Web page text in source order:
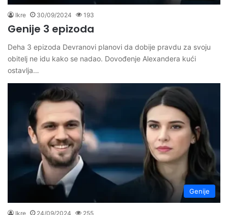
Ikre 30/09/2024 193
Genije 3 epizoda
Deha 3 epizoda Devranovi planovi da dobije pravdu za svoju
obitelj ne idu kako se nadao. Dovođenje Alexandera kući
ostavlja…
Genije
Ikre 24/09/2024 255